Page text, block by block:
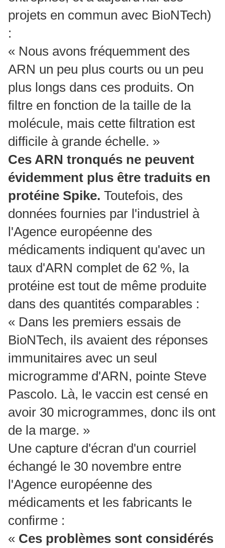
projets en commun avec BioNTech)
:
« Nous avons fréquemment des
ARN un peu plus courts ou un peu
plus longs dans ces produits. On
filtre en fonction de la taille de la
molécule, mais cette filtration est
difficile à grande échelle. »
Ces ARN tronqués ne peuvent
évidemment plus être traduits en
protéine Spike. Toutefois, des
données fournies par l'industriel à
l'Agence européenne des
médicaments indiquent qu'avec un
taux d'ARN complet de 62 %, la
protéine est tout de même produite
dans des quantités comparables :
« Dans les premiers essais de
BioNTech, ils avaient des réponses
immunitaires avec un seul
microgramme d'ARN, pointe Steve
Pascolo. Là, le vaccin est censé en
avoir 30 microgrammes, donc ils ont
de la marge. »
Une capture d'écran d'un courriel
échangé le 30 novembre entre
l'Agence européenne des
médicaments et les fabricants le
confirme :
« Ces problèmes sont considérés